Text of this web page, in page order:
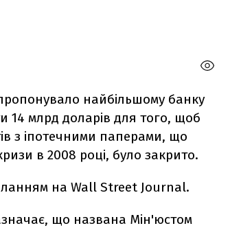
найбільшому банку
14 млрд доларів для того, щоб
з іпотечними паперами, що
в 2008 році, було закрито.
на Wall Street Journal.
що названа Мін'юстом